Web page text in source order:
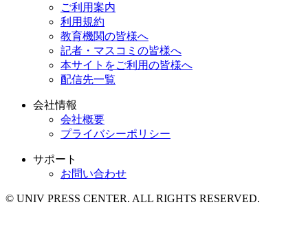
ご利用案内
利用規約
教育機関の皆様へ
記者・マスコミの皆様へ
本サイトをご利用の皆様へ
配信先一覧
会社情報
会社概要
プライバシーポリシー
サポート
お問い合わせ
© UNIV PRESS CENTER. ALL RIGHTS RESERVED.